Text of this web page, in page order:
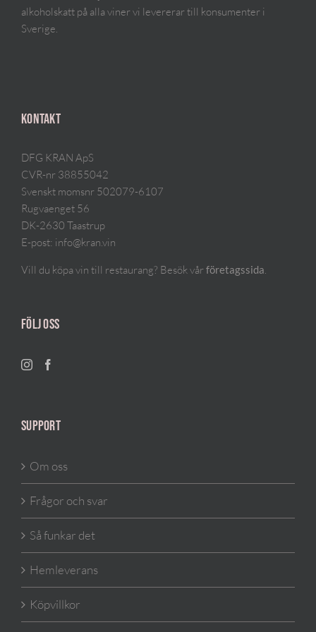
alkoholskatt på alla viner vi levererar till konsumenter i
Sverige.
KONTAKT
DFG KRAN ApS
CVR-nr 38855042
Svenskt momsnr 502079-6107
Rugvaenget 56
DK-2630 Taastrup
E-post: info@kran.vin
Vill du köpa vin till restaurang? Besök vårföretagssida
FÖLJ OSS
SUPPORT
Om oss
Frågor och svar
Så funkar det
Hemleverans
Köpvillkor